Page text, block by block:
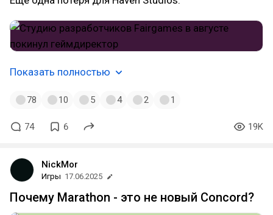
Показать полностью
78 10 5 4 2 1
74 6 19K
NickMor
Игры 17.06.2025
Почему Marathon - это не новый Concord?